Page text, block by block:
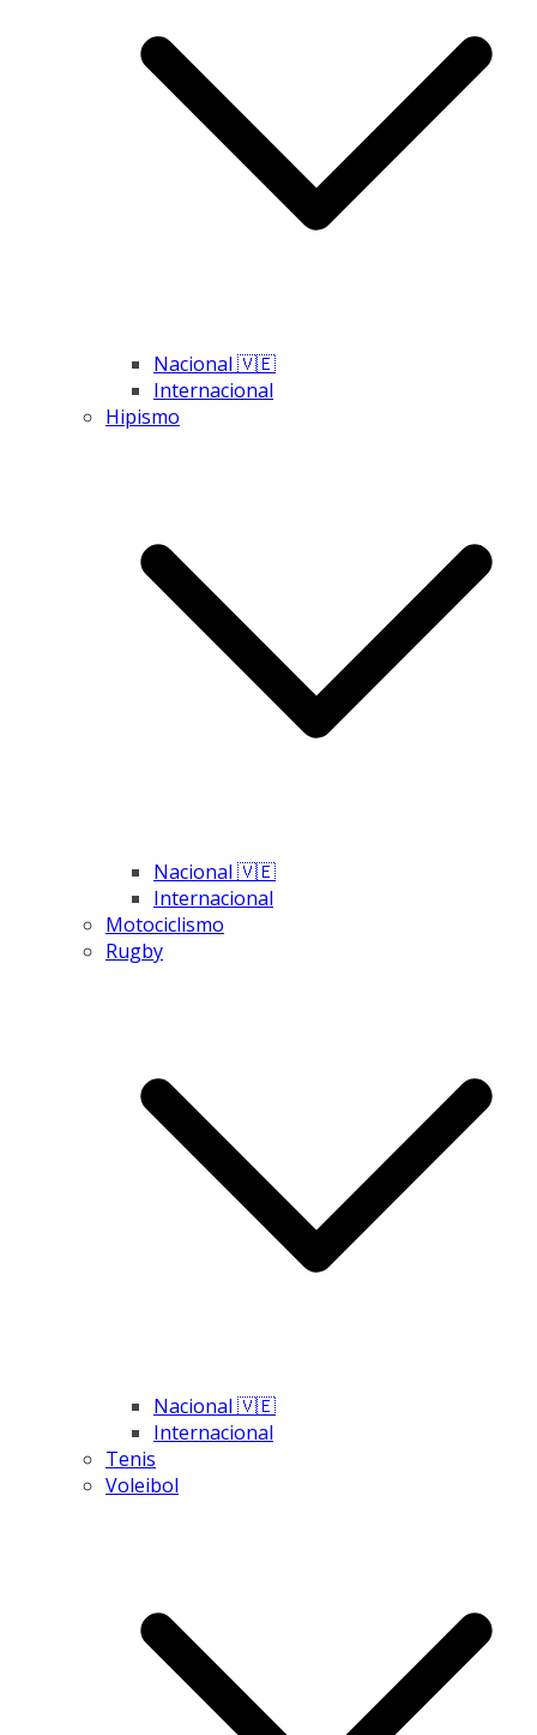
Nacional 🇻🇪
Internacional
Hipismo
Nacional 🇻🇪
Internacional
Motociclismo
Rugby
Nacional 🇻🇪
Internacional
Tenis
Voleibol